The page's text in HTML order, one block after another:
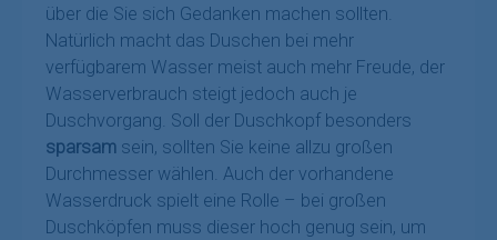
über die Sie sich Gedanken machen sollten.
Natürlich macht das Duschen bei mehr
verfügbarem Wasser meist auch mehr Freude, der
Wasserverbrauch steigt jedoch auch je
Duschvorgang. Soll der Duschkopf besonders
sparsam sein, sollten Sie keine allzu großen
Durchmesser wählen. Auch der vorhandene
Wasserdruck spielt eine Rolle – bei großen
Duschköpfen muss dieser hoch genug sein, um